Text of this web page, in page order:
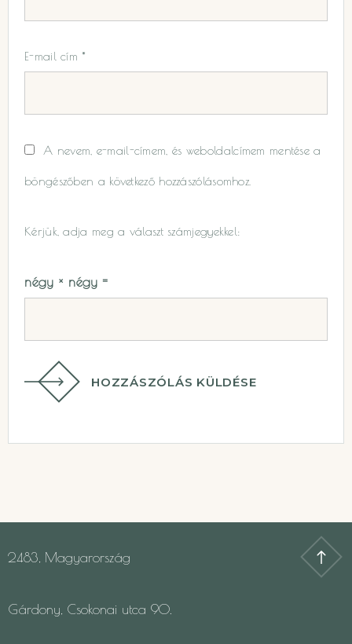
E-mail cím*
A nevem, e-mail-címem, és weboldalcímem mentése a
böngészőben a következő hozzászólásomhoz.
Kérjük, adja meg a választ számjegyekkel:
négy × négy =
HOZZÁSZÓLÁS KÜLDÉSE
2483, Magyarország
Gárdony, Csokonai utca 90.